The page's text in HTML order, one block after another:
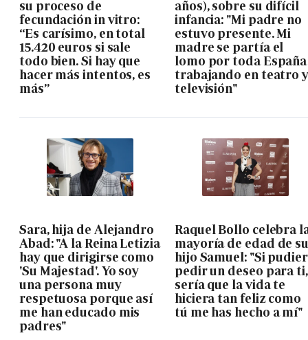
su proceso de
fecundación in vitro:
“Es carísimo, en total
15.420 euros si sale
todo bien. Si hay que
hacer más intentos, es
más”
años), sobre su difícil
infancia: "Mi padre no
estuvo presente. Mi
madre se partía el
lomo por toda España
trabajando en teatro
televisión"
Sara, hija de Alejandro
Abad: "A la Reina Letizia
hay que dirigirse como
'Su Majestad'. Yo soy
una persona muy
respetuosa porque así
me han educado mis
padres"
Raquel Bollo celebra
mayoría de edad de
hijo Samuel: "Si
pedir un deseo para ti,
sería que la vida te
hiciera tan feliz como
tú me has hecho a mí"